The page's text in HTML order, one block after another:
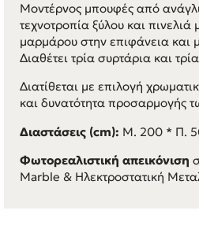
Μοντέρνος μπουφές από
τεχνοτροπία ξύλου και πινελιά
μαρμάρου στην επιφάνεια και
Διαθέτει τρία συρτάρια και
Διατίθεται με επιλογή
και δυνατότητα προσαρμογής
Διαστάσεις (cm): Μ. 200 * Π.
Φωτορεαλιστική απεικόνιση
Marble & Ηλεκτροστατική